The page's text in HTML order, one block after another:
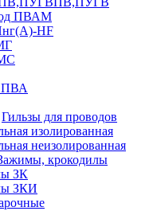
ПВАМ
HF
Гильзы для проводов
изолированная
неизолированная
крокодилы
ЗК
ЗКИ